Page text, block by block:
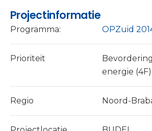
Projectinformatie
Programma: OPZuid
Prioriteit
energie (4F)
Regio Noord-